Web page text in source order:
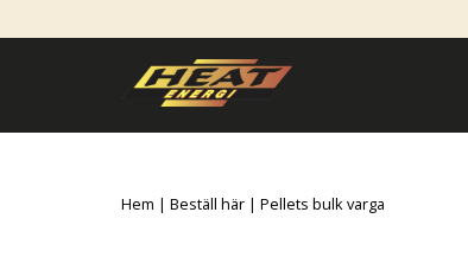
Hem | Beställ här | Pellets bulk varga